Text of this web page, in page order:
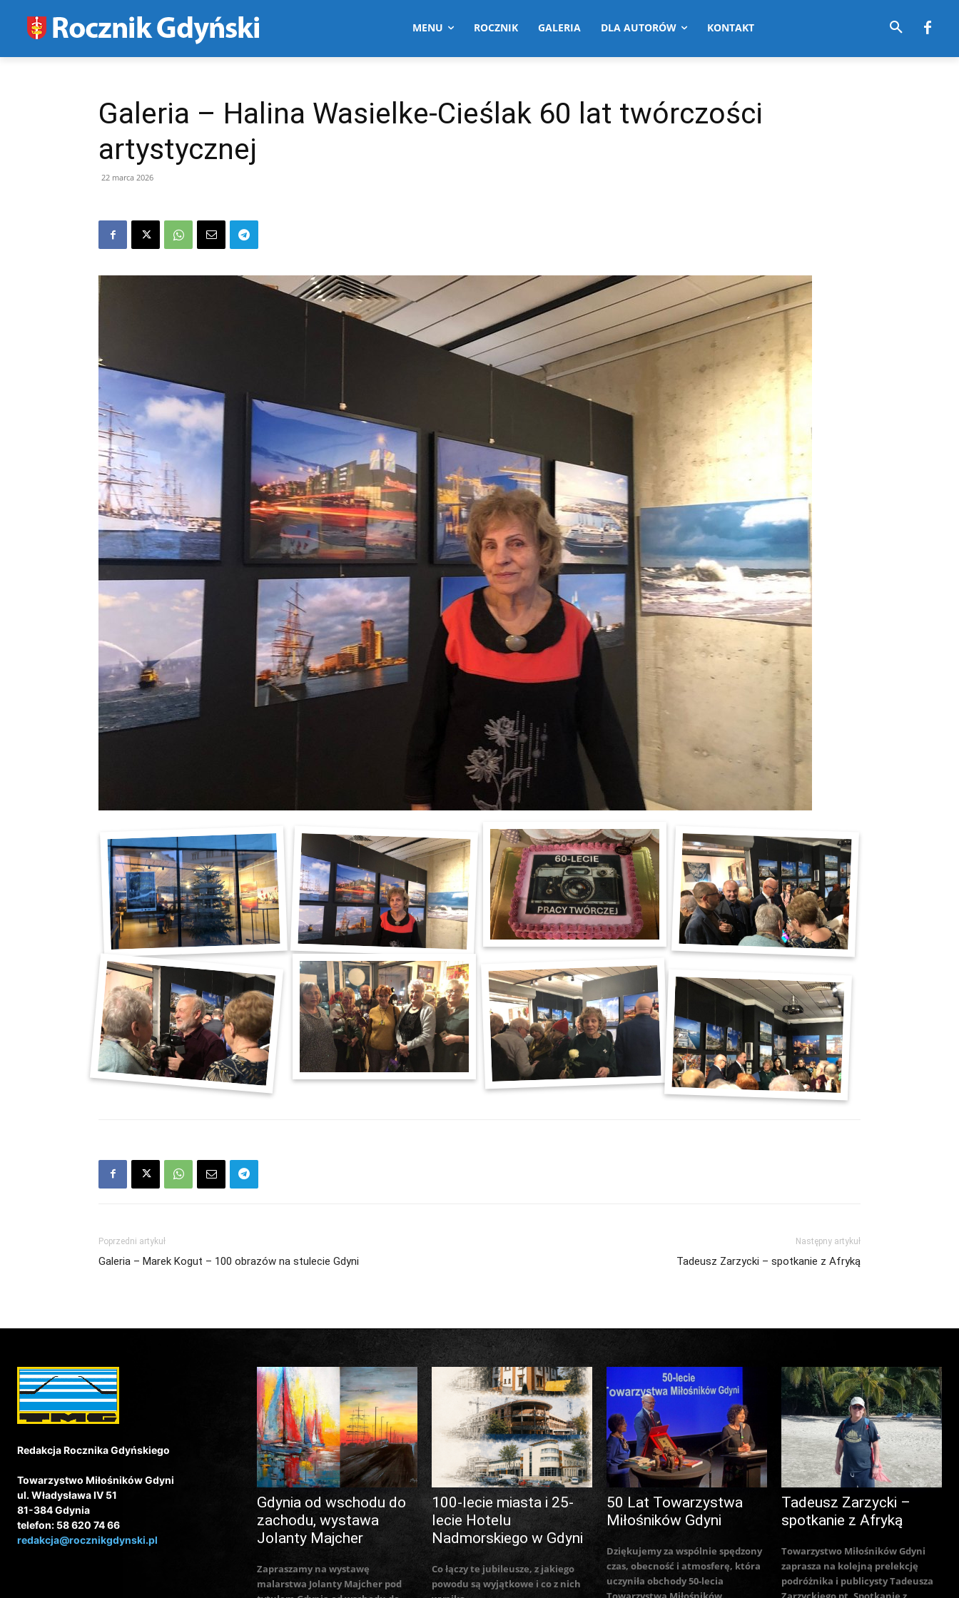
MENU ROCZNIK GALERIA DLA AUTORÓW KONTAKT
Galeria – Halina Wasielke-Cieślak 60 lat twórczości
artystycznej
22 marca 2026
Poprzedni artykuł
Galeria – Marek Kogut – 100 obrazów na stulecie Gdyni
Następny artykuł
Tadeusz Zarzycki – spotkanie z Afryką
Redakcja Rocznika Gdyńskiego
Towarzystwo Miłośników Gdyni
ul. Władysława IV 51
81-384 Gdynia
telefon: 58 620 74 66
redakcja@rocznikgdynski.pl
Gdynia od wschodu do
zachodu, wystawa
Jolanty Majcher
Zapraszamy na wystawę
malarstwa Jolanty Majcher pod
100-lecie miasta i 25-
lecie Hotelu
Nadmorskiego w Gdyni
Co łączy te jubileusze, z jakiego
powodu są wyjątkowe i co z nich
50 Lat Towarzystwa
Miłośników Gdyni
Dziękujemy za wspólnie spędzony
czas, obecność i atmosferę, która
uczyniła obchody 50-lecia
Tadeusz Zarzycki –
spotkanie z Afryką
Towarzystwo Miłośników Gdyni
zaprasza na kolejną prelekcję
podróżnika i publicysty Tadeusza